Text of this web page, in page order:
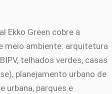
Ekko Green cobre a
meio ambiente: arquitetura
telhados verdes, casas
planejamento urbano de
urbana, parques e